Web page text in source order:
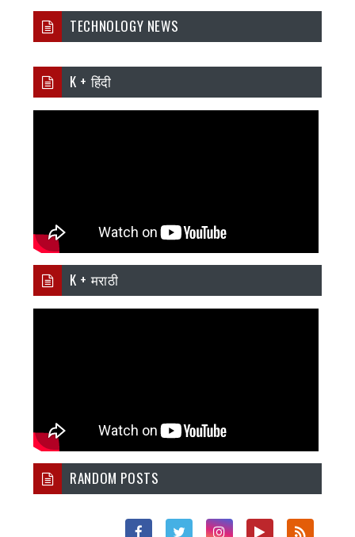
TECHNOLOGY NEWS
K + हिंदी
K + मराठी
RANDOM POSTS